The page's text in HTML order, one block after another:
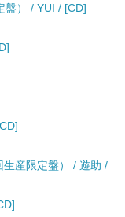
盤） / YUI / [CD]
生産限定盤） / 遊助 /